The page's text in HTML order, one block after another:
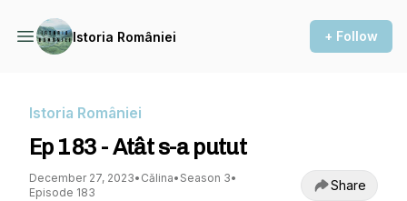
Istoria României + Follow
Istoria României
Ep 183 - Atât s-a putut
December 27, 2023• Călina• Season 3•
Episode 183
Share